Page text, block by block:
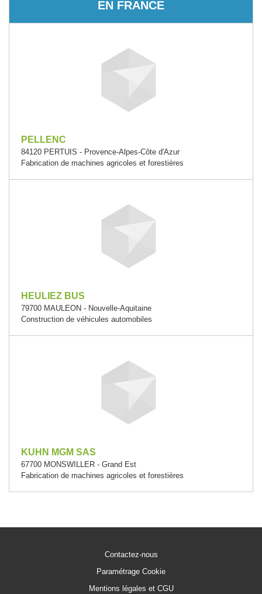
EN FRANCE
PELLENC
84120 PERTUIS - Provence-Alpes-Côte d'Azur
Fabrication de machines agricoles et forestières
HEULIEZ BUS
79700 MAULEON - Nouvelle-Aquitaine
Construction de véhicules automobiles
KUHN MGM SAS
67700 MONSWILLER - Grand Est
Fabrication de machines agricoles et forestières
Contactez-nous
Paramétrage Cookie
Mentions légales et CGU